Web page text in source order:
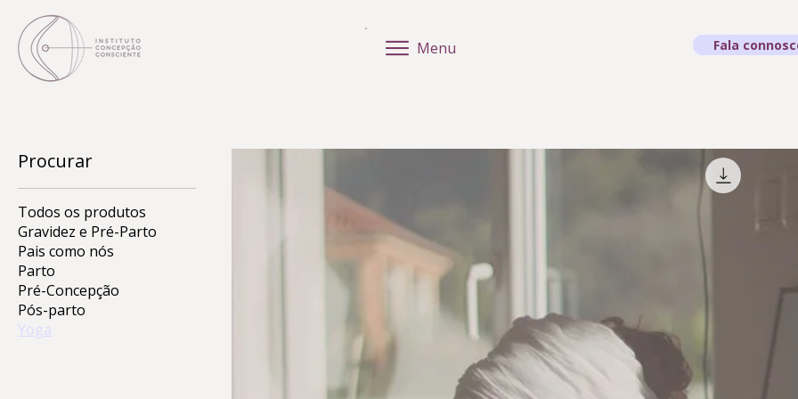
Menu Fala
Procurar
Todos os produtos
Gravidez e Pré-Parto
Pais como nós
Parto
Pré-Concepção
Pós-parto
Yoga